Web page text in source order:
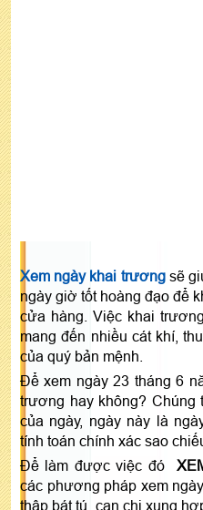
Xem ngày khai trươngsẽ
ngày giờ tốt hoàng đạo để
cửa hàng. Việc khai
mang đến nhiều cát khí,
của quý bản mệnh.
Để xem ngày 23 tháng 6
trương hay không? Chúng
của ngày, ngày này là
tính toán chính xác sao
Để làm được việc đó
các phương pháp xem
thập bát tú, can chi xung